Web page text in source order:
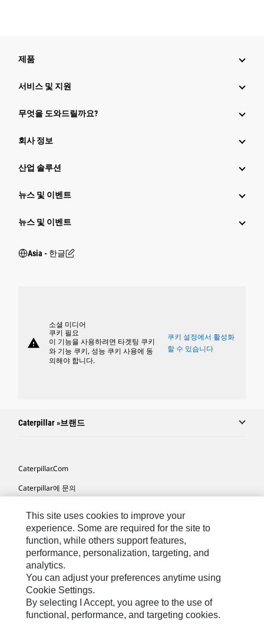
제품
서비스 및 지원
무엇을 도와드릴까요?
회사 정보
산업 솔루션
뉴스 및 이벤트
뉴스 및 이벤트
Asia - 한글
warning
소셜 미디어
쿠키 필요
이 기능을 사용하려면 타겟팅 쿠키
와 기능 쿠키, 성능 쿠키 사용에 동
의해야 합니다.
쿠키 설정에서 활성화
할 수 있습니다
Caterpillar »브랜드
Caterpillar.com
Caterpillar에 문의
사이트 맵
Cookie Settings
법적 고지
개인정보취급방침
위치정보 이용약관
This site uses cookies to improve your
experience. Some are required for the site to
function, while others support features,
performance, personalization, targeting, and
analytics.
You can adjust your preferences anytime using
Cookie Settings.
By selecting I Accept, you agree to the use of
functional, performance, and targeting cookies.